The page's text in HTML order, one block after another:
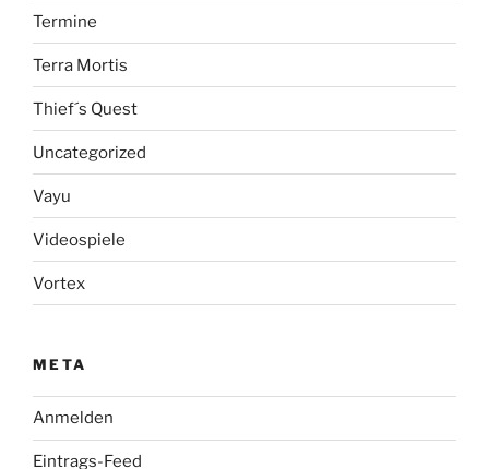
Termine
Terra Mortis
Thief´s Quest
Uncategorized
Vayu
Videospiele
Vortex
META
Anmelden
Eintrags-Feed